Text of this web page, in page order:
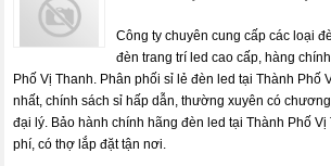
Công ty chuyên cung cấp các loại
đèn trang trí led cao cấp, hàng
Phố Vị Thanh. Phân phối sỉ lẻ đèn led tại Thành Phố
nhất, chính sách sỉ hấp dẫn, thường xuyên có
đại lý. Bảo hành chính hãng đèn led tại Thành Phố
phí, có thợ lắp đặt tận nơi.